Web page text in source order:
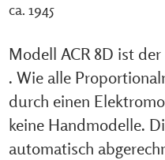
ca. 1945
Modell ACR 8D ist
. Wie alle
durch einen
keine Handmodelle.
automatisch